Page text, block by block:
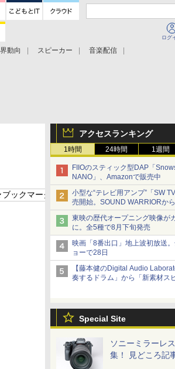
ログ
動向 スピーカー
音楽配信
アクセスランキング
1時間 24時間 1週間
FIIOのスティック型DAP「
NANO」、Amazonで販売中
小型な“テレビ用アンプ”「SW
売開始。SOUND WARRIORから
東映の歴代オープニング映像が
に。全5種で8月下旬発売
映画「8番出口」地上波初放送
ョーで28日
【藤本健のDigital Audio
奏するドラム」から「新素材ス
で。ヤマハの最新研究のぞいて
Special Site
ソニーミラーレ
集！ 見どころ記
ブックマーク